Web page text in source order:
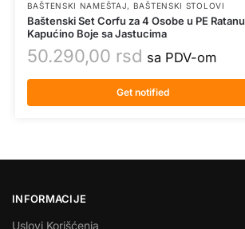
BAŠTENSKI NAMEŠTAJ, BAŠTENSKI STOLOVI
Baštenski Set Corfu za 4 Osobe u PE Ratanu
Kapućino Boje sa Jastucima
50.290,00 rsd sa PDV-om
Get notified
INFORMACIJE
Uslovi Korišćenja